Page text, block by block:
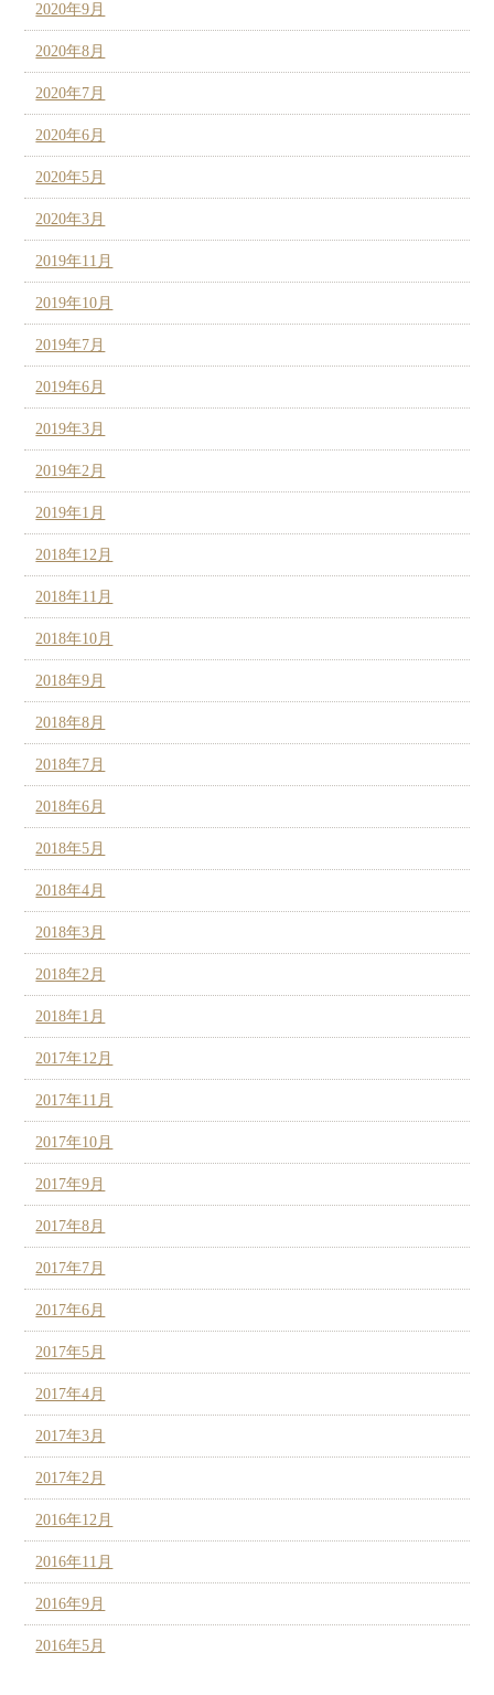
2020年9月
2020年8月
2020年7月
2020年6月
2020年5月
2020年3月
2019年11月
2019年10月
2019年7月
2019年6月
2019年3月
2019年2月
2019年1月
2018年12月
2018年11月
2018年10月
2018年9月
2018年8月
2018年7月
2018年6月
2018年5月
2018年4月
2018年3月
2018年2月
2018年1月
2017年12月
2017年11月
2017年10月
2017年9月
2017年8月
2017年7月
2017年6月
2017年5月
2017年4月
2017年3月
2017年2月
2016年12月
2016年11月
2016年9月
2016年5月